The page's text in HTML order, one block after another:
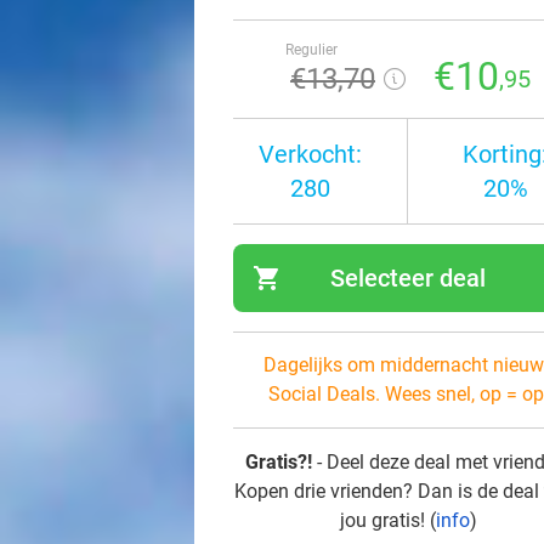
Regulier
€13,70 €10,95
Verkocht:
280
20%
shopping_cart Selecteer deal
Dagelijks om middernacht
Social Deals. Wees snel, op =
Gratis?! - Deel deze deal met
Kopen drie vrienden? Dan is de
jou gratis! (info)